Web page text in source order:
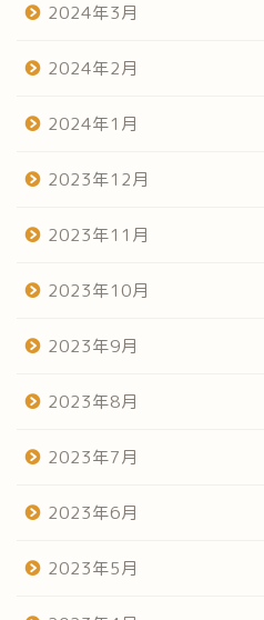
2024年3月
2024年2月
2024年1月
2023年12月
2023年11月
2023年10月
2023年9月
2023年8月
2023年7月
2023年6月
2023年5月